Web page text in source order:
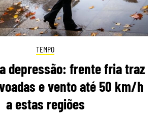
TEMPO
depressão: frente fria traz
e vento até 50 km/h
a estas regiões